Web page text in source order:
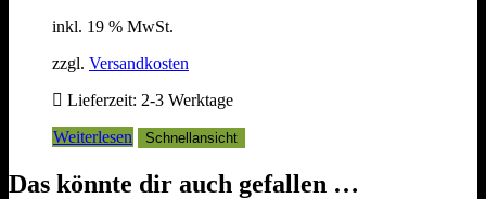
inkl. 19 % MwSt.
zzgl. Versandkosten
Lieferzeit: 2-3 Werktage
Weiterlesen
Schnellansicht
Das könnte dir auch gefallen …